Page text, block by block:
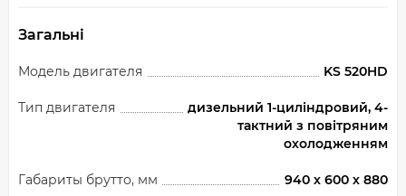
Загальні
Модель двигателя KS 520HD
Тип двигателя
дизельний 1-циліндровий, 4-
тактний з повітряним
охолодженням
Габариты брутто, мм 940 х 600 х 880